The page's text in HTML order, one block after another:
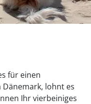
für einen
lohnt es
Ihr vierbeiniges